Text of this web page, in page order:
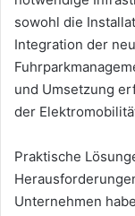
sowohl die
Integration der
und Umsetzung
der
Praktische
Unternehmen